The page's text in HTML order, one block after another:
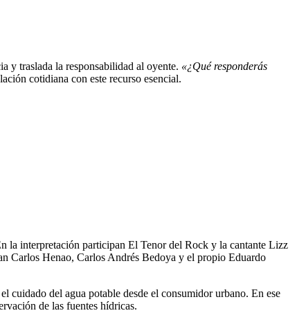
y traslada la responsabilidad al oyente. «¿Qué responderás
cotidiana con este recurso esencial.
la interpretación participan El Tenor del Rock y la cantante Lizz
Carlos Henao, Carlos Andrés Bedoya y el propio Eduardo
cuidado del agua potable desde el consumidor urbano. En ese
de las fuentes hídricas.